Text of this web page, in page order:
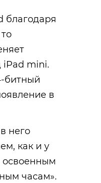
благодаря
iPad mini.
битный
в
него
как и у
освоенным
часам».